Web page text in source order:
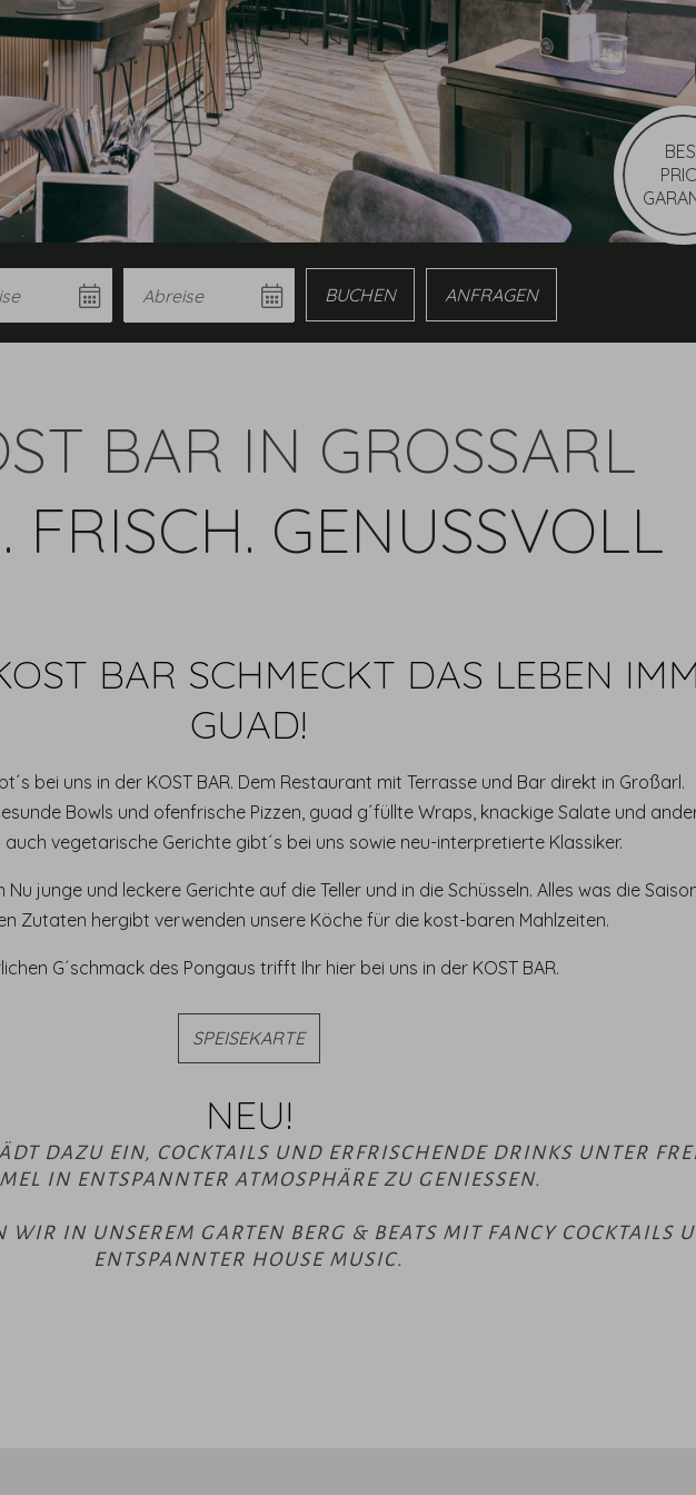
Abreise Buchen Anfragen
BAR IN GROSSARL
FRISCH. GENUSSVOLL
BAR SCHMECKT DAS LEBEN
GUAD!
bei uns in der KOST BAR. Dem Restaurant mit Terrasse und Bar direkt in Großarl.
Bowls und ofenfrische Pizzen, guad g´füllte Wraps, knackige Salate und
auch vegetarische Gerichte gibt´s bei uns sowie neu-interpretierte Klassiker.
junge und leckere Gerichte auf die Teller und in die Schüsseln. Alles was die
Zutaten hergibt verwenden unsere Köche für die kost-baren Mahlzeiten.
G´schmack des Pongaus trifft Ihr hier bei uns in der KOST BAR.
SPEISEKARTE
NEU!
DAZU EIN, COCKTAILS UND ERFRISCHENDE DRINKS UNTER
IN ENTSPANNTER ATMOSPHÄRE ZU GENIESSEN.
WIR IN UNSEREM GARTEN BERG & BEATS MIT FANCY COCKTAILS
ENTSPANNTER HOUSE MUSIC.